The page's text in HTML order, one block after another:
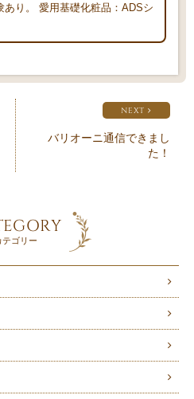
あり。 愛用基礎化粧品：ADSシ
NEXT
バリオーニ通信できまし
た！
テゴリー